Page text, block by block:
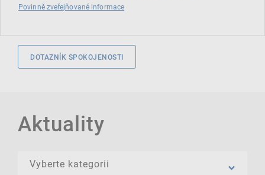
Povinně zveřejňované informace
DOTAZNÍK SPOKOJENOSTI
Aktuality